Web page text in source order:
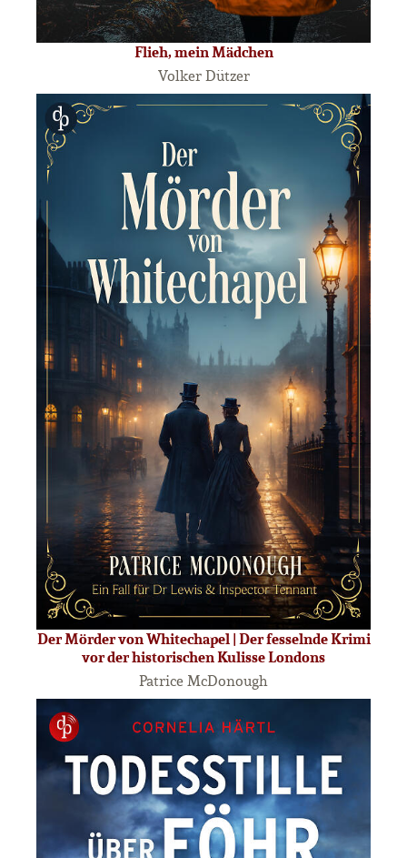
Flieh, mein Mädchen
Volker Dützer
Der Mörder von Whitechapel | Der fesselnde Krimi
vor der historischen Kulisse Londons
Patrice McDonough